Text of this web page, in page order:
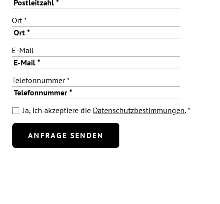
Ort *
E-Mail
Telefonnummer *
Ja, ich akzeptiere die Datenschutzbestimmungen. *